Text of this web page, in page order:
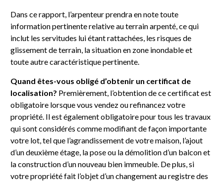
Dans ce rapport, l’arpenteur prendra en note toute
information pertinente relative au terrain arpenté, ce qui
inclut les servitudes lui étant rattachées, les risques de
glissement de terrain, la situation en zone inondable et
toute autre caractéristique pertinente.
Quand êtes-vous obligé d’obtenir un certificat de
localisation? Premièrement, l’obtention de ce certificat est
obligatoire lorsque vous vendez ou refinancez votre
propriété. Il est également obligatoire pour tous les travaux
qui sont considérés comme modifiant de façon importante
votre lot, tel que l’agrandissement de votre maison, l’ajout
d’un deuxième étage, la pose ou la démolition d’un balcon et
la construction d’un nouveau bien immeuble. De plus, si
votre propriété fait l’objet d’un changement au registre des